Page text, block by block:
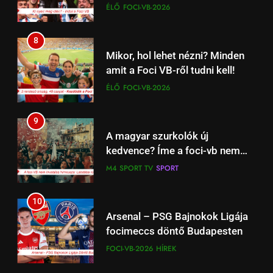
indul a labda a Mexikó – Dél
ÉLŐ FOCI-VB-2026
8
Mikor, hol lehet nézni? Minden
amit a Foci VB-ről tudni kell!
ÉLŐ FOCI-VB-2026
9
A magyar szurkolók új
kedvence? Íme a foci-vb nem
hivatalos magyar dala
M4 SPORT TV SPORT
10
Arsenal – PSG Bajnokok Ligája
focimeccs döntő Budapesten
FOCI-VB-2026 HÍREK
segít visszatalálni
17
Work‑life integration: a munka
fiataloknál
18
Családpolitikai nagyágyú:
adókedvezménye jött most el?
1
Kedves John! 2010 Film –
Érmékbe zárt szeretet: A
numizmatika mint sorsfordító